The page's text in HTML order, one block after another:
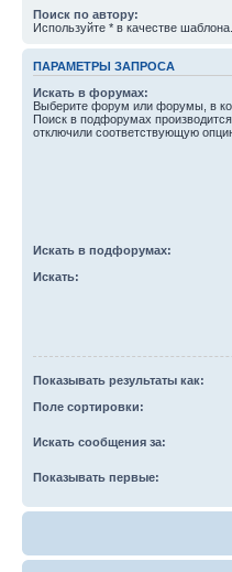
Поиск по автору:
Используйте * в качестве шаблона.
ПАРАМЕТРЫ ЗАПРОСА
Искать в форумах:
Выберите форум или форумы, в
Поиск в подфорумах
отключили соответствующую
Искать в подфорумах:
Искать:
Показывать результаты как:
Поле сортировки:
Искать сообщения за:
Показывать первые: